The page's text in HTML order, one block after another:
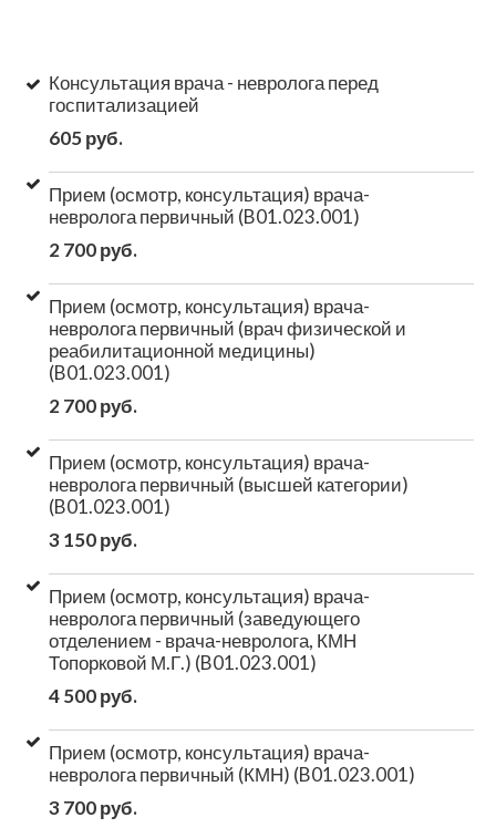
Консультация врача - невролога перед
госпитализацией
605 руб.
Прием (осмотр, консультация) врача-
невролога первичный (B01.023.001)
2 700 руб.
Прием (осмотр, консультация) врача-
невролога первичный (врач физической и
реабилитационной медицины)
(B01.023.001)
2 700 руб.
Прием (осмотр, консультация) врача-
невролога первичный (высшей категории)
(B01.023.001)
3 150 руб.
Прием (осмотр, консультация) врача-
невролога первичный (заведующего
отделением - врача-невролога, КМН
Топорковой М.Г.) (B01.023.001)
4 500 руб.
Прием (осмотр, консультация) врача-
невролога первичный (КМН) (B01.023.001)
3 700 руб.